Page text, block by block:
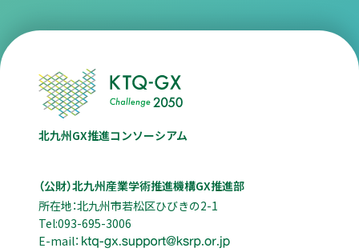
北九州GX推進コンソーシアム
（公財）北九州産業学術推進機構GX推進部
所在地：北九州市若松区ひびきの2-1
Tel:093-695-3006
E-mail：